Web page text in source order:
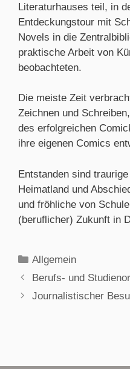
Literaturhauses teil, in
Entdeckungstour mit
Novels in die
praktische Arbeit von
beobachteten.
Die meiste Zeit
Zeichnen und
des erfolgreichen
ihre eigenen Comics
Entstanden sind
Heimatland und
und fröhliche von
(beruflicher) Zukunft in
Allgemein
Berufs- und
Journalistischer